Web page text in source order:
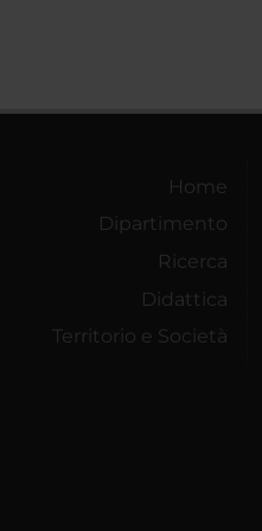
Home
Dipartimento
Ricerca
Didattica
Territorio e Società